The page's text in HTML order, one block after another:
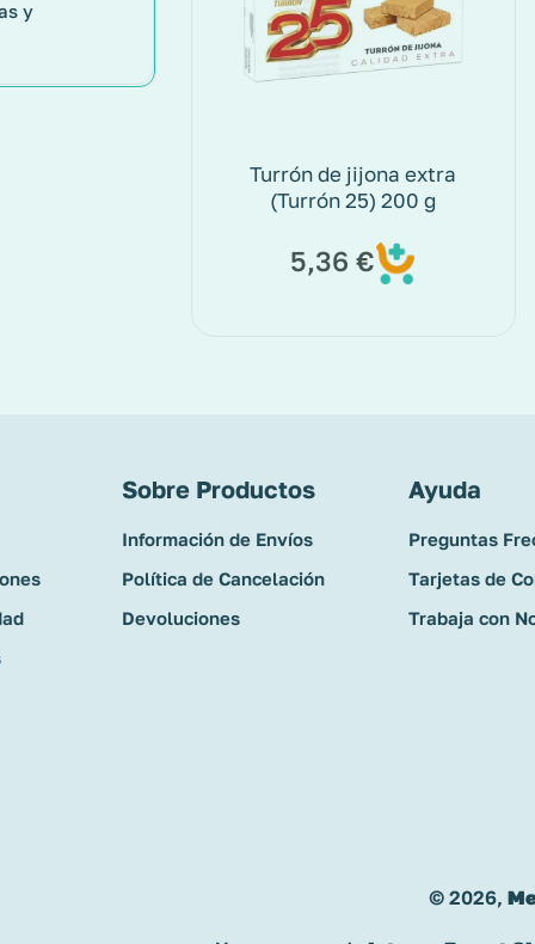
Turrón de jijona extra
(Turrón 25) 200 g
5,36€
y
Sobre Productos
Información de Envíos
Política de Cancelación
Devoluciones
Ayuda
Preguntas
Tarjetas de
Trabaja con
© 2026,